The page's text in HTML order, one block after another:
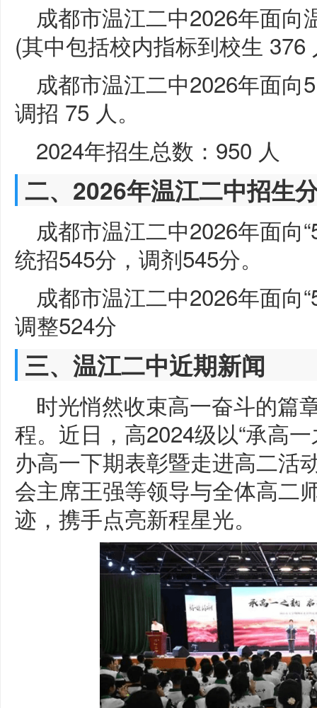
成都市温江二中2026年面向
(其中包括校内指标到校生 376
成都市温江二中2026年面
调招 75 人。
2024年招生总数：950 人
二、2026年温江二中招生
成都市温江二中2026年面向
统招545分，调剂545分。
成都市温江二中2026年面向
调整524分
三、温江二中近期新闻
时光悄然收束高一奋斗的篇
程。近日，高2024级以“承高
办高一下期表彰暨走进高二活
会主席王强等领导与全体高二
迹，携手点亮新程星光。